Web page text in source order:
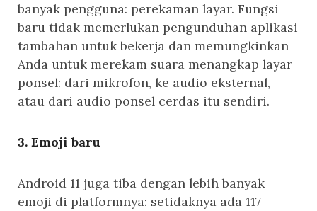
banyak pengguna: perekaman layar. Fungsi
baru tidak memerlukan pengunduhan aplikasi
tambahan untuk bekerja dan memungkinkan
Anda untuk merekam suara menangkap layar
ponsel: dari mikrofon, ke audio eksternal,
atau dari audio ponsel cerdas itu sendiri.
3. Emoji baru
Android 11 juga tiba dengan lebih banyak
emoji di platformnya: setidaknya ada 117